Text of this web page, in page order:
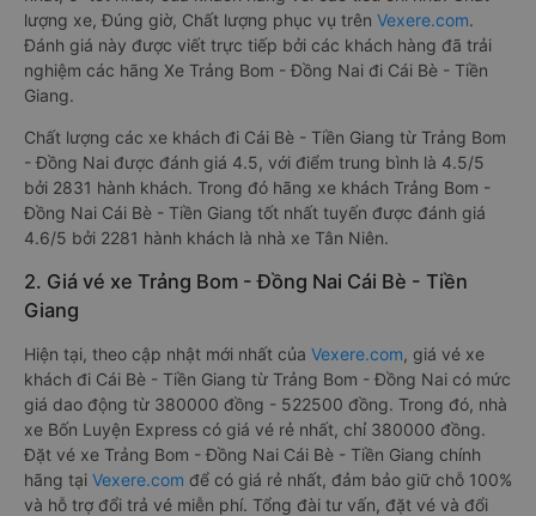
lượng xe, Đúng giờ, Chất lượng phục vụ trên Vexere.com.
Đánh giá này được viết trực tiếp bởi các khách hàng đã trải
nghiệm các hãng Xe Trảng Bom - Đồng Nai đi Cái Bè - Tiền
Giang.
Chất lượng các xe khách đi Cái Bè - Tiền Giang từ Trảng Bom
- Đồng Nai được đánh giá 4.5, với điểm trung bình là 4.5/5
bởi 2831 hành khách. Trong đó hãng xe khách Trảng Bom -
Đồng Nai Cái Bè - Tiền Giang tốt nhất tuyến được đánh giá
4.6/5 bởi 2281 hành khách là nhà xe Tân Niên.
2. Giá vé xe Trảng Bom - Đồng Nai Cái Bè - Tiền
Giang
Hiện tại, theo cập nhật mới nhất của Vexere.com, giá vé xe
khách đi Cái Bè - Tiền Giang từ Trảng Bom - Đồng Nai có mức
giá dao động từ 380000 đồng - 522500 đồng. Trong đó, nhà
xe Bốn Luyện Express có giá vé rẻ nhất, chỉ 380000 đồng.
Đặt vé xe Trảng Bom - Đồng Nai Cái Bè - Tiền Giang chính
hãng tại Vexere.com để có giá rẻ nhất, đảm bảo giữ chỗ 100%
và hỗ trợ đổi trả vé miễn phí. Tổng đài tư vấn, đặt vé và đổi